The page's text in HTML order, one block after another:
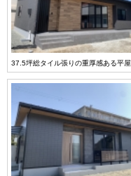
37.5坪総タイル張りの重厚感ある平屋